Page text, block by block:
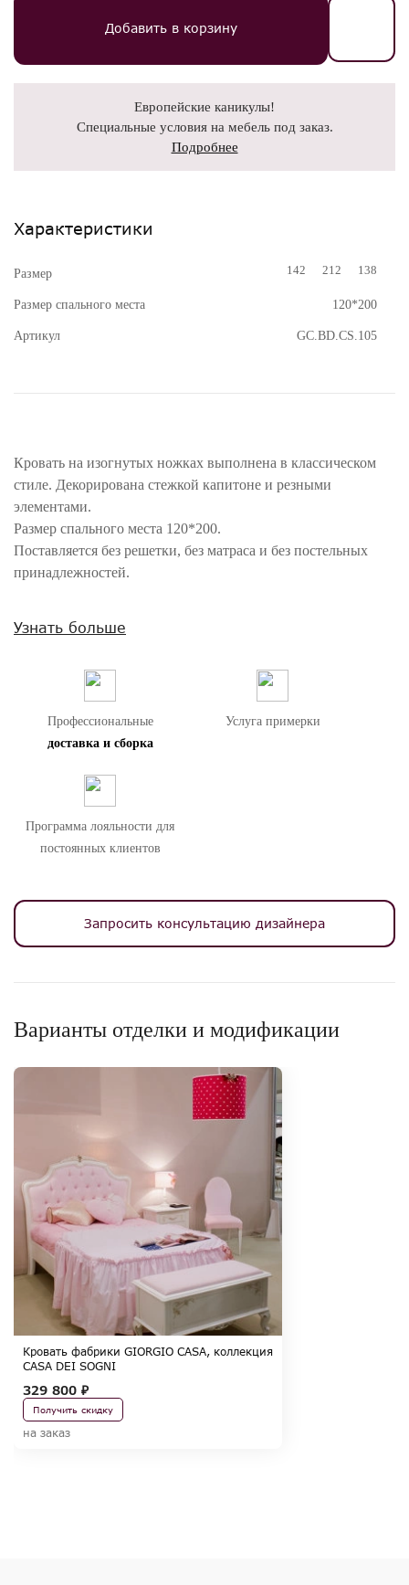
Добавить в корзину
Европейские каникулы!
Специальные условия на мебель под заказ.
Подробнее
Характеристики
Размер 142 212 138
Размер спального места 120*200
Артикул GC.BD.CS.105
Кровать на изогнутых ножках выполнена в классическом
стиле. Декорирована стежкой капитоне и резными
элементами.
Размер спального места 120*200.
Поставляется без решетки, без матраса и без постельных
принадлежностей.
особенностей цветопередачи различных мониторов.
Узнать больше
Профессиональные
доставка и сборка
Услуга примерки
Программа лояльности для
постоянных клиентов
Запросить консультацию дизайнера
Варианты отделки и модификации
Кровать фабрики GIORGIO CASA, коллекция
CASA DEI SOGNI
329 800 ₽
Получить скидку
на заказ